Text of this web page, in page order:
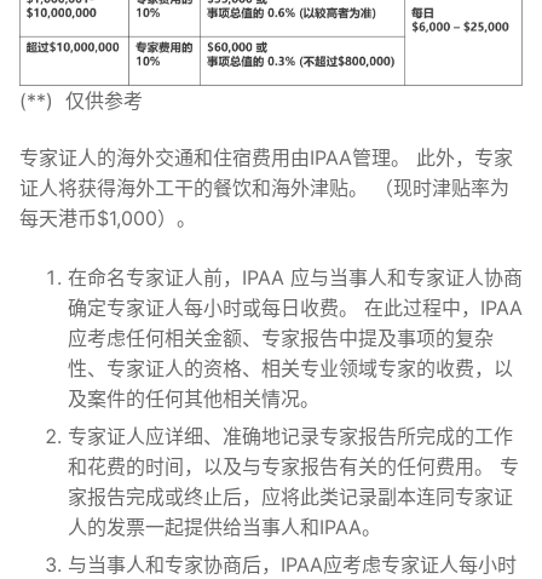
(**) 仅供参考
专家证人的海外交通和住宿费用由IPAA管理。 此外，专家
证人将获得海外工干的餐饮和海外津贴。 （现时津贴率为
每天港币$1,000）。
在命名专家证人前，IPAA 应与当事人和专家证人协商
确定专家证人每小时或每日收费。 在此过程中，IPAA
应考虑任何相关金额、专家报告中提及事项的复杂
性、专家证人的资格、相关专业领域专家的收费，以
及案件的任何其他相关情况。
专家证人应详细、准确地记录专家报告所完成的工作
和花费的时间，以及与专家报告有关的任何费用。 专
家报告完成或终止后，应将此类记录副本连同专家证
人的发票一起提供给当事人和IPAA。
与当事人和专家协商后，IPAA应考虑专家证人每小时